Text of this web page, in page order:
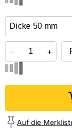
Online kaufen
− +
Auf die